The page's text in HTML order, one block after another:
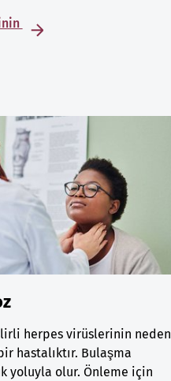
herpes virüslerinin neden
hastalıktır. Bulaşma
yoluyla olur. Önleme için